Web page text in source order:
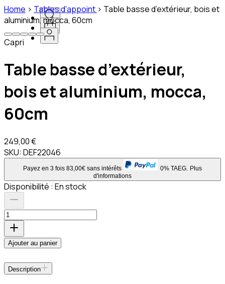
Home > Tables d'appoint > Table basse d’extérieur, bois et
aluminium, mocca, 60cm
Capri
Table basse d’extérieur,
bois et aluminium, mocca,
60cm
249,00 €
SKU:DEF22046
Payez en 3 fois 83,00€ sans intérêts 0% TAEG. Plus
d'informations
Disponibilité : En stock
Ajouter au panier
Description